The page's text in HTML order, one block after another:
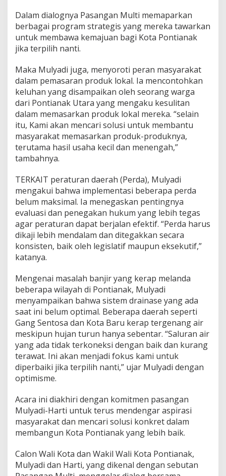
Dalam dialognya Pasangan Multi memaparkan
berbagai program strategis yang mereka tawarkan
untuk membawa kemajuan bagi Kota Pontianak
jika terpilih nanti.
Maka Mulyadi juga, menyoroti peran masyarakat
dalam pemasaran produk lokal. Ia mencontohkan
keluhan yang disampaikan oleh seorang warga
dari Pontianak Utara yang mengaku kesulitan
dalam memasarkan produk lokal mereka. “selain
itu, Kami akan mencari solusi untuk membantu
masyarakat memasarkan produk-produknya,
terutama hasil usaha kecil dan menengah,”
tambahnya.
TERKAIT peraturan daerah (Perda), Mulyadi
mengakui bahwa implementasi beberapa perda
belum maksimal. Ia menegaskan pentingnya
evaluasi dan penegakan hukum yang lebih tegas
agar peraturan dapat berjalan efektif. “Perda harus
dikaji lebih mendalam dan ditegakkan secara
konsisten, baik oleh legislatif maupun eksekutif,”
katanya.
Mengenai masalah banjir yang kerap melanda
beberapa wilayah di Pontianak, Mulyadi
menyampaikan bahwa sistem drainase yang ada
saat ini belum optimal. Beberapa daerah seperti
Gang Sentosa dan Kota Baru kerap tergenang air
meskipun hujan turun hanya sebentar. “Saluran air
yang ada tidak terkoneksi dengan baik dan kurang
terawat. Ini akan menjadi fokus kami untuk
diperbaiki jika terpilih nanti,” ujar Mulyadi dengan
optimisme.
Acara ini diakhiri dengan komitmen pasangan
Mulyadi-Harti untuk terus mendengar aspirasi
masyarakat dan mencari solusi konkret dalam
membangun Kota Pontianak yang lebih baik.
Calon Wali Kota dan Wakil Wali Kota Pontianak,
Mulyadi dan Harti, yang dikenal dengan sebutan